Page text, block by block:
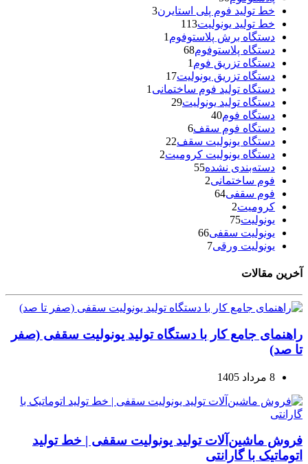
خط تولید فوم پلی استایرن3
خط تولید یونولیت113
دستگاه برش پلاستوفوم 1
دستگاه پلاستوفوم68
دستگاه تزریق فوم 1
دستگاه تزریق یونولیت17
دستگاه تولید فوم ساختمانی 1
دستگاه تولید یونولیت29
دستگاه فوم40
دستگاه فوم سقف6
دستگاه یونولیت سقف22
دستگاه یونولیت کرومیت2
دسته‌بندی نشده55
فوم ساختمانی2
فوم سقفی64
کرومیت2
یونولیت75
یونولیت سقفی66
یونولیت ورقی7
آخرین مقالات
راهنمای جامع کار با دستگاه تولید یونولیت سقفی (صفر
تا صد)
8 مرداد 1405
فروش ماشین‌آلات تولید یونولیت سقفی | خط تولید
اتوماتیک با گارانتی